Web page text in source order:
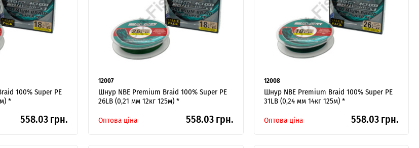
100% Super PE
*
558.03 грн.
12007
Шнур NBE Premium Braid 100% Super PE
26LB (0,21 мм 12кг 125м) *
Оптова ціна
558.03 грн.
12008
Шнур NBE Premium Braid 100% Super PE
31LB (0,24 мм 14кг 125м) *
Оптова ціна
558.03 грн.